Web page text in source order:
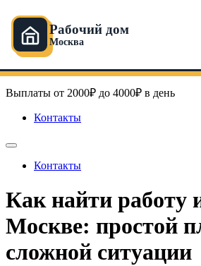
Рабочий дом
Москва
к
содержимому
Рабочий дом в Москве
Выплаты от 2000₽ до 4000₽ в день
Контакты
Контакты
Как найти работу
Москве: простой
сложной ситуации